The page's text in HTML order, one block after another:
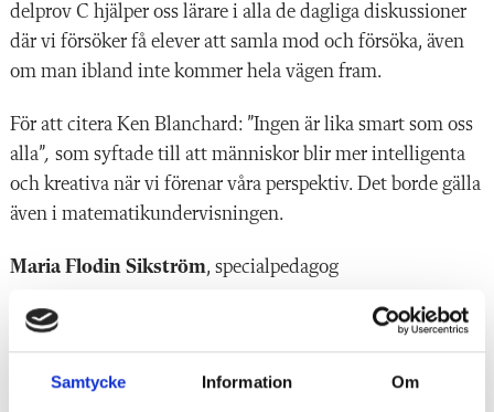
Samtycke Information Om
delprov C hjälper oss lärare i alla de dagliga diskussioner
där vi försöker få elever att samla mod och försöka, även
om man ibland inte kommer hela vägen fram.
För att citera Ken Blanchard: ”Ingen är lika smart som oss
alla”, som syftade till att människor blir mer intelligenta
och kreativa när vi förenar våra perspektiv. Det borde gälla
även i matematikundervisningen.
Maria Flodin Sikström, specialpedagog
LÄS ÄVEN
Debatt: Muntliga NP utsätter eleverna för en orimlig